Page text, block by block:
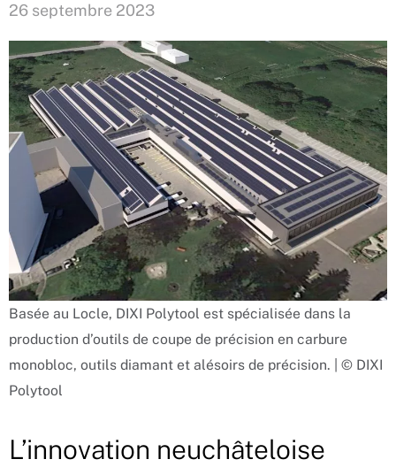
26 septembre 2023
Basée au Locle, DIXI Polytool est spécialisée dans la
production d’outils de coupe de précision en carbure
monobloc, outils diamant et alésoirs de précision. | © DIXI
Polytool
L’innovation neuchâteloise